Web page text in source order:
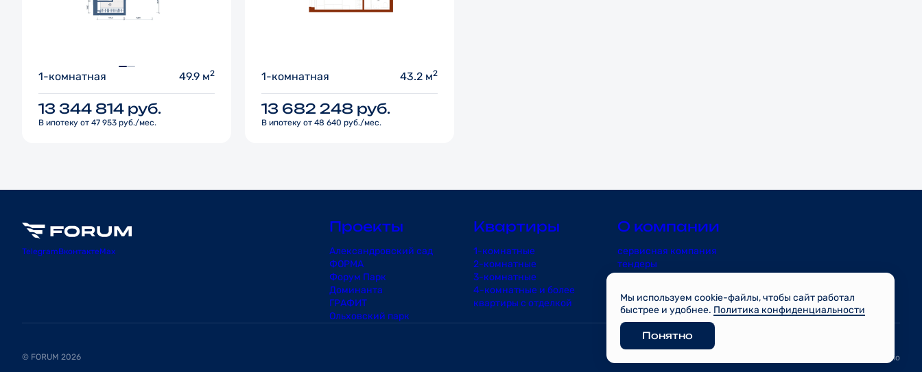
1-комнатная 49.9 м2
13 344 814 руб.
В ипотеку от 47 953 руб./мес.
1-комнатная 43.2 м2
13 682 248 руб.
В ипотеку от 48 640 руб./мес.
TelegramВконтактеMax
Проекты
Александровский сад
ФОРМА
Форум Парк
Доминанта
ГРАФИТ
Ольховский парк
Квартиры
1-комнатные
2-комнатные
3-комнатные
4-комнатные и более
квартиры с отделкой
О компании
сервисная компания
тендеры
блог
проекты
© FORUM 2026 Разработано
Мы используем cookie-файлы, чтобы сайт работал
быстрее и удобнее. Политика конфиденциальности
Понятно